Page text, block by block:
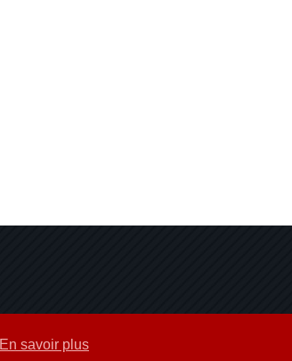
En savoir plus